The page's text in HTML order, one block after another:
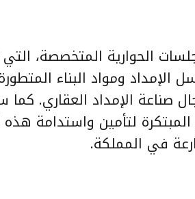
الحوارية المتخصصة،
الإمداد ومواد البناء
صناعة الإمداد العقاري.
المبتكرة لتأمين واستدامة
في المملكة.